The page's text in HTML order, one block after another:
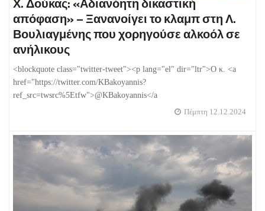
απόφαση» – Ξανανοίγει το κλαμπ στη Λ.
Βουλιαγμένης που χορηγούσε αλκοόλ σε
ανήλικους
<blockquote class="twitter-tweet"><p lang="el" dir="ltr">Ο κ. <a
href="https://twitter.com/KBakoyannis?
ref_src=twsrc%5Etfw">@KBakoyannis</a
Πέμπτη 12.12.2024